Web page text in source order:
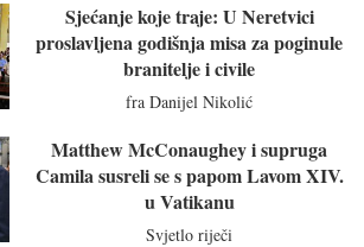
Sjećanje koje traje: U Neretvici
proslavljena godišnja misa za poginule
branitelje i civile
fra Danijel Nikolić
Matthew McConaughey i supruga
Camila susreli se s papom Lavom XIV.
u Vatikanu
Svjetlo riječi